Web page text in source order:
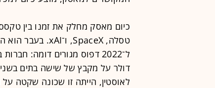
כיום מאסק מחלק את זמנו בין
דולר על מקבץ של שישה בתים
לאוסטין, הייתה זו שכונה שקטה